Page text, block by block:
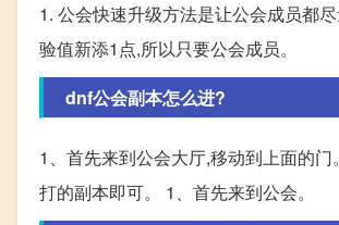
1. 公会快速升级方法是让公会成员都
验值新添1点,所以只要公会成员。
dnf公会副本怎么进?
1、首先来到公会大厅,移动到上面的
打的副本即可。 1、首先来到公会。